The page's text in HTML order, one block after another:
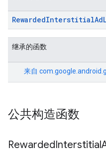
继承的函数
来自
公共构造函数
RewardedInterstitial